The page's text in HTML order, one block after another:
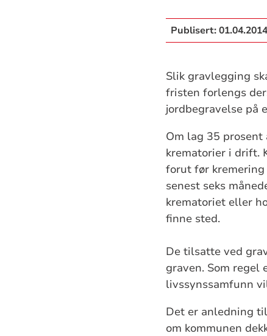
Publisert:01.04.2014
Slik gravlegging
fristen forlengs
jordbegravelse på
Om lag 35
krematorier i drift.
forut før
senest seks
krematoriet eller
finne sted.
De tilsatte ved
graven. Som regel
livssynssamfunn
Det er anledning
om kommunen